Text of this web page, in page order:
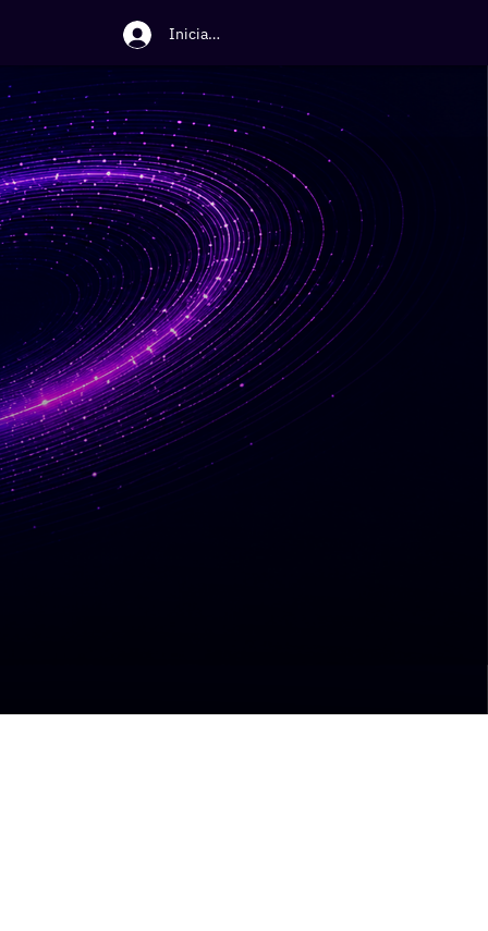
Iniciar sesión